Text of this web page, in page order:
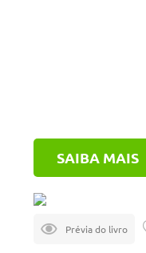
SAIBA MAIS